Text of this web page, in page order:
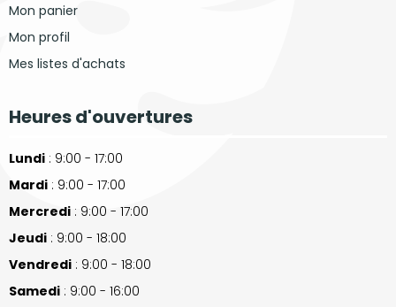
Mon panier
Mon profil
Mes listes d'achats
Heures d'ouvertures
Lundi : 9:00 - 17:00
Mardi : 9:00 - 17:00
Mercredi : 9:00 - 17:00
Jeudi : 9:00 - 18:00
Vendredi : 9:00 - 18:00
Samedi : 9:00 - 16:00